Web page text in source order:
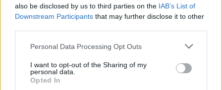
also be disclosed by us to third parties on the IAB’s List of
Downstream Participants that may further disclose it to other
Please note that this website/app uses one or more Google
not limited to your visit or usage behaviour. You may click to
grant or deny consent to Google and its third-party tags to
use your data for below specified purposes in below Google
Personal Data Processing Opt Outs
I want to opt-out of the Sharing of my
personal data.
Opted In
Η προπονήτρια του Αθηναϊκού για τους τελικούς του
EuroCup, την ξεχωριστή ιστορία της από το Ευρωμπάσκετ
του ’87, αλλά...
Ξανθόπουλος στο Eurohoops:
“Με φωνάζει ο Ομπράντοβιτς…
‘Μπίλι, να κεράσω κάτι’;”!